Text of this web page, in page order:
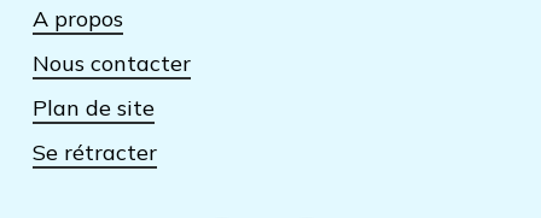
A propos
Nous contacter
Plan de site
Se rétracter